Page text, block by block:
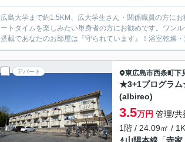
広島大学まで約1.5KM、広大学生さん・関係職員の方に
ートタイムを楽しみたい単身者の方にお勧めです。ワン
搭載であなたのお部屋は『守られています』！浴室乾燥
アパート 東広島市西条町下
★3+1プログラ
(albireo)
3.5万円 管理/共
1階 / 24.09㎡ /